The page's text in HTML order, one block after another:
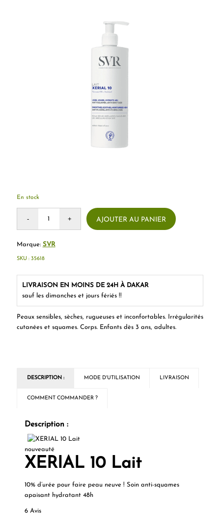
Peaux sensibles, sèches, rugueuses et inconfortables. Irrégularités
cutanées et squames. Corps. Enfants dès 3 ans, adultes.
En stock
AJOUTER AU PANIER
Marque: SVR
LIVRAISON EN MOINS DE 24H À DAKAR
sauf les dimanches et jours fériés !!
SKU : 35618
DESCRIPTION : MODE D'UTILISATION LIVRAISON
COMMENT COMMANDER ?
Description :
nouveauté
XERIAL 10 Lait
10% d’urée pour faire peau neuve ! Soin anti-squames
apaisant hydratant 48h
6 Avis